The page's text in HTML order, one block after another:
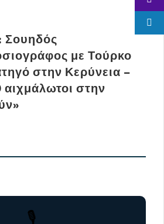
Σουηδός
με Τούρκο
στην Κερύνεια –
αιχμάλωτοι στην
🎙